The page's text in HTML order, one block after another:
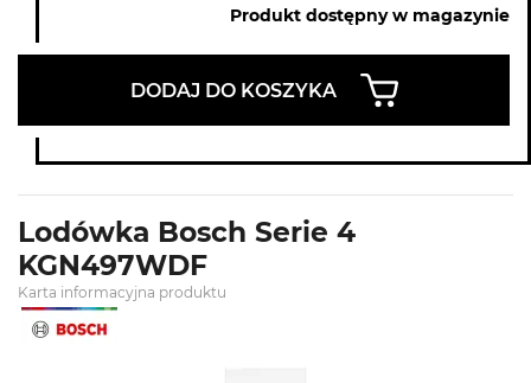
Produkt dostępny w magazynie
DODAJ DO KOSZYKA
Lodówka Bosch Serie 4
KGN497WDF
Karta informacyjna produktu